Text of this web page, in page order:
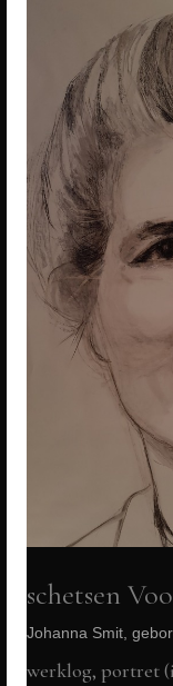
schetsen
Johanna Smit,
werklog, portret